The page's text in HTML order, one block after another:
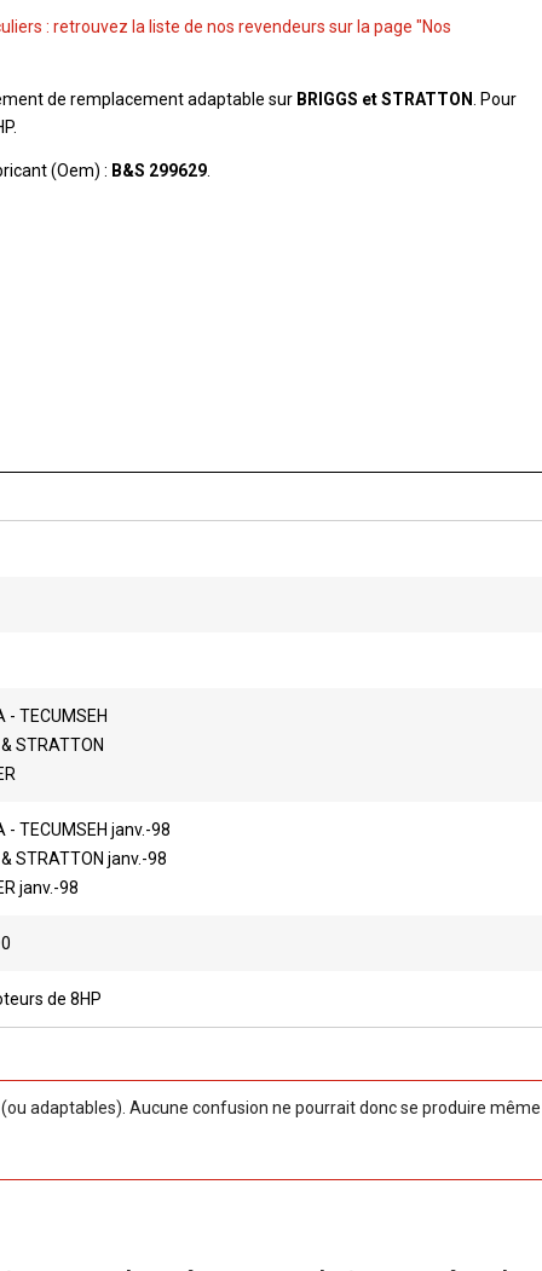
: retrouvez la liste de nos revendeurs sur la page "Nos
de remplacement adaptable surBRIGGS et STRATTON
. Pour
(Oem) : B&S 299629.
- TECUMSEH
STRATTON
- TECUMSEH janv.-98
& STRATTON janv.-98
janv.-98
de 8HP
adaptables). Aucune confusion ne pourrait donc se produire